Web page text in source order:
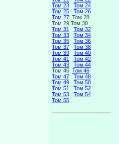
Том 23
Том 24
Том 25
Том 26
Том 27 Том 28
Том 29 Том 30
Том 31
Том 32
Том 33
Том 34
Том 35
Том 36
Том 37
Том 38
Том 39
Том 40
Том 41
Том 42
Том 43
Том 44
Том 45 Том 46
Том 47
Том 48
Том 49
Том 50
Том 51
Том 52
Том 53
Том 54
Том 55